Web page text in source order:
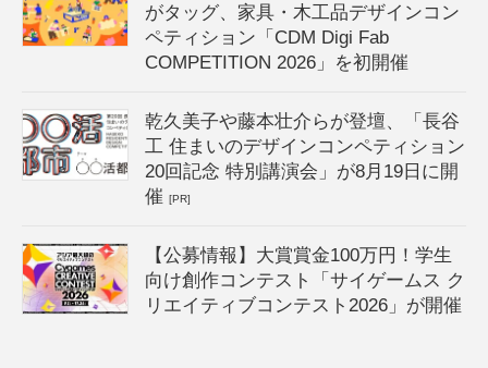
がタッグ、家具・木工品デザインコン
ペティション「CDM Digi Fab
COMPETITION 2026」を初開催
乾久美子や藤本壮介らが登壇、「長谷
工 住まいのデザインコンペティション
20回記念 特別講演会」が8月19日に開
催[PR]
【公募情報】大賞賞金100万円！学生
向け創作コンテスト「サイゲームス ク
リエイティブコンテスト2026」が開催